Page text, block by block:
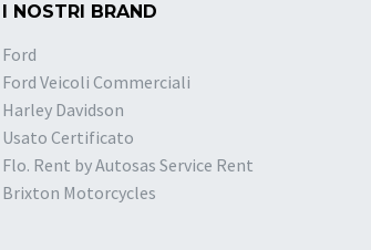
I NOSTRI BRAND
Ford
Ford Veicoli Commerciali
Harley Davidson
Usato Certificato
Flo. Rent by Autosas Service Rent
Brixton Motorcycles